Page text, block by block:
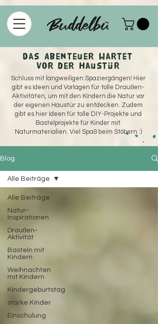
Das Abenteuer wartet
vor der Haustür
Schluss mit langweiligen Spaziergängen! Hier
gibt es Ideen und Vorlagen für tolle Draußen-
Aktivitäten, um mit den Kindern die Natur vor
der eigenen Haustür zu entdecken. Zudem
gibt es hier Ideen für tolle DIY-Projekte und
Bastelprojekte für Kinder mit
Naturmaterialien. Viel Spaß beim Stöbern :)
Blog
Alle Beiträge
Natur-
Inspirationen
Draußen-
Aktivität
Basteln mit
Kindern
Weihnachten
mit Kindern
Kindergeburtstag
starke Kinder
Einschulung
Alle Beiträge